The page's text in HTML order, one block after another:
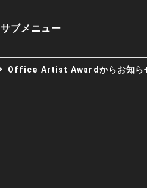
サブメニュー
Office Artist Awardからお知ら